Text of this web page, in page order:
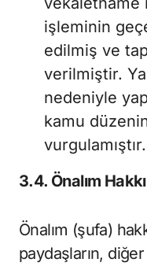
işleminin
edilmiş ve
verilmiştir.
nedeniyle
kamu
vurgulamıştır.
3.4. Önalım
Önalım (şufa)
paydaşların, diğer